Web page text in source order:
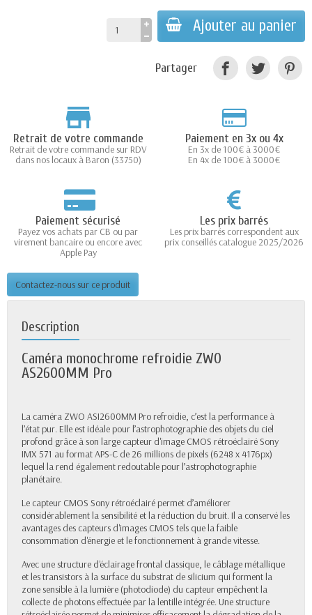
Ajouter au panier
Partager
Retrait de votre commande
Retrait de votre commande sur RDV
dans nos locaux à Baron (33750)
Paiement en 3x ou 4x
En 3x de 100€ à 3000€
En 4x de 100€ à 3000€
Paiement sécurisé
Payez vos achats par CB ou par
virement bancaire ou encore avec
Apple Pay
Les prix barrés
Les prix barrés correspondent aux
prix conseillés catalogue 2025/2026
Contactez-nous sur ce produit
Description
Caméra monochrome refroidie ZWO
AS2600MM Pro
La caméra ZWO ASI2600MM Pro refroidie, c’est la performance à
l’état pur. Elle est idéale pour l’astrophotographie des objets du ciel
profond grâce à son large capteur d'image CMOS rétroéclairé Sony
IMX 571 au format APS-C de 26 millions de pixels (6248 x 4176px)
lequel la rend également redoutable pour l’astrophotographie
planétaire.
Le capteur CMOS Sony rétroéclairé permet d’améliorer
considérablement la sensibilité et la réduction du bruit. Il a conservé les
avantages des capteurs d'images CMOS tels que la faible
consommation d'énergie et le fonctionnement à grande vitesse.
Avec une structure d'éclairage frontal classique, le câblage métallique
et les transistors à la surface du substrat de silicium qui forment la
zone sensible à la lumière (photodiode) du capteur empêchent la
collecte de photons effectuée par la lentille intégrée. Une structure